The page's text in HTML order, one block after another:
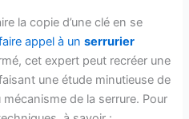
la copie d’une clé en se
appel à unserrurier
cet expert peut recréer une
une étude minutieuse de
de la serrure. Pour